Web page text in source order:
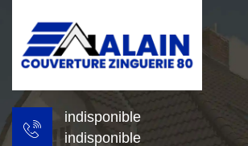
indisponible
indisponible